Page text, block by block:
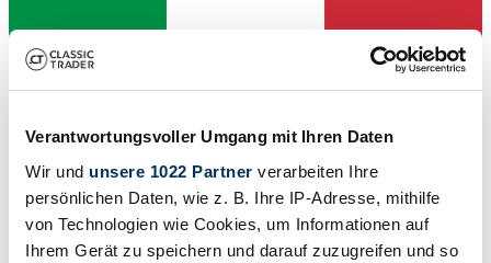
Verantwortungsvoller Umgang mit Ihren Daten
Wir und unsere 1022 Partner verarbeiten Ihre
persönlichen Daten, wie z. B. Ihre IP-Adresse, mithilfe
von Technologien wie Cookies, um Informationen auf
Ihrem Gerät zu speichern und darauf zuzugreifen und so
Händler